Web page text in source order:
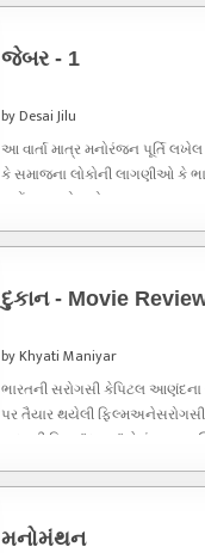
જેબર - 1
by Desai Jilu
આ વાર્તા માત્ર મનોરંજન પૂર્તિ
કે સમાજના લોકોની લાગણીઓ કે
પહોંચાડવાનો મારો ...
દુકાન - Movie
by Khyati Maniyar
ભારતની સરોગસી કેપિટલ આણંદના
પર તૈયાર થયેલી
બદલતી
મનોમંથન